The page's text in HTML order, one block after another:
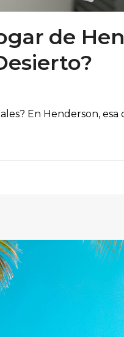
de
En Henderson, esa